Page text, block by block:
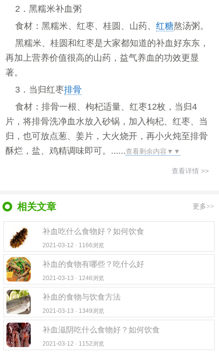
2．黑糯米补血粥
食材：黑糯米、红枣、桂圆、山药、红糖熬汤粥。
黑糯米、桂圆和红枣是大家都知道的补血好东东，
再加上营养价值很高的山药，益气养血的功效更显
著。
3．当归红枣排骨
食材：排骨一根、枸杞适量、红枣12枚，当归4
片，将排骨洗净血水放入砂锅，加入枸杞、红枣、当
归，也可放点葱、姜片，大火烧开，再小火炖至排骨
酥烂，盐、鸡精调味即可。......查看剩余内容▼▼
查看详情 >>
相关文章 更多>>
补血吃什么食物好？如何饮食
2021-03-12 · 1166浏览
补血的食物有哪些？吃什么好
2021-03-13 · 1246浏览
补血的食物与饮食方法
2021-03-13 · 1349浏览
补血滋阴吃什么食物好？如何饮食
2021-03-12 · 1152浏览